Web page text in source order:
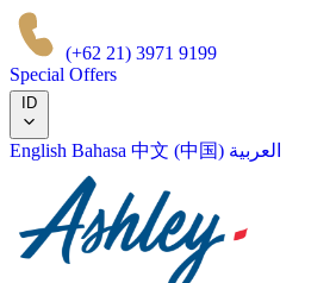
(+62 21) 3971 9199
Special Offers
ID
English Bahasa 中文 (中国) العربية